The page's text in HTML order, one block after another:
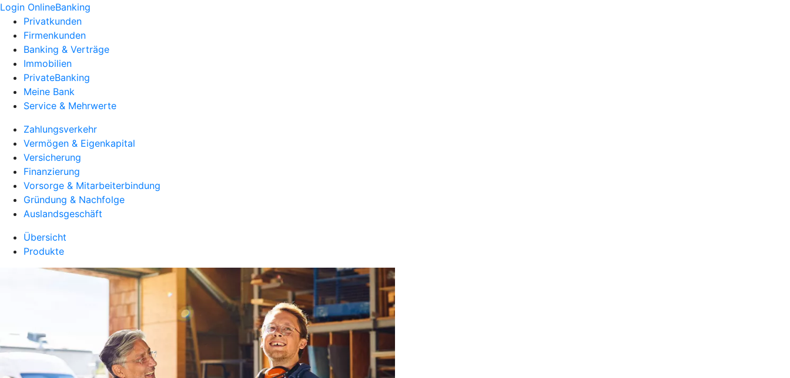
Login OnlineBanking
Privatkunden
Firmenkunden
Banking & Verträge
Immobilien
PrivateBanking
Meine Bank
Service & Mehrwerte
Zahlungsverkehr
Vermögen & Eigenkapital
Versicherung
Finanzierung
Vorsorge & Mitarbeiterbindung
Gründung & Nachfolge
Auslandsgeschäft
Übersicht
Produkte